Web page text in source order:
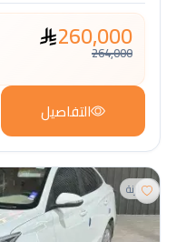
260,000
264,000
التفاصيل
مقارنة